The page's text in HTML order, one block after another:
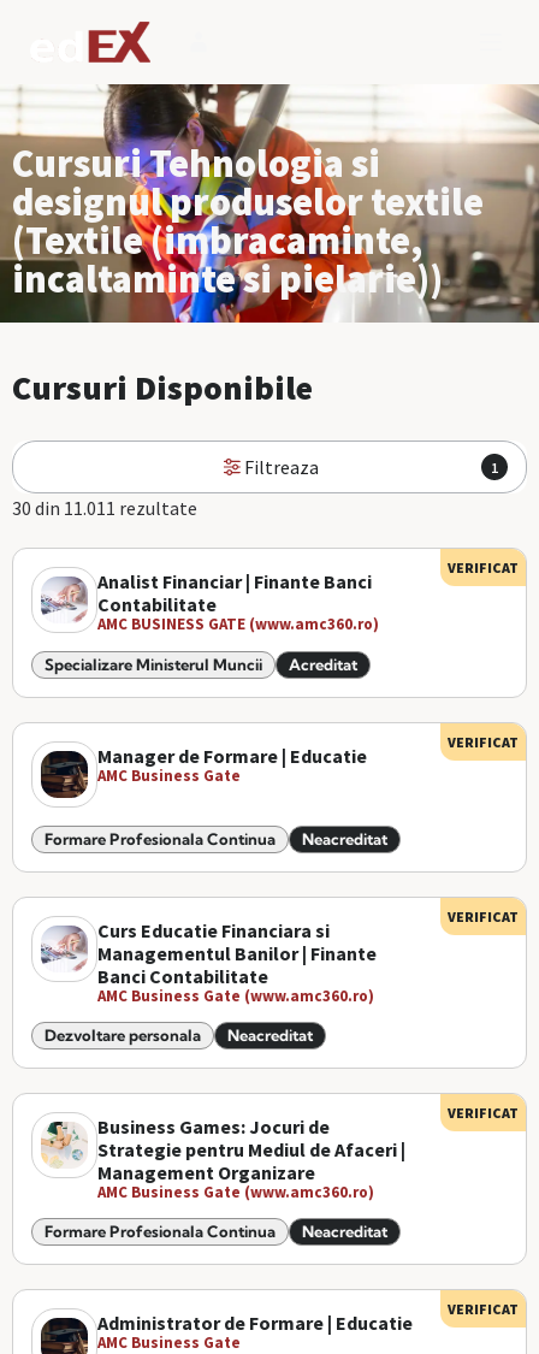
Cursuri Tehnologia si
designul produselor textile
(Textile (imbracaminte,
incaltaminte si pielarie))
Cursuri Disponibile
Filtreaza 1
30 din 11.011 rezultate
Analist Financiar | Finante Banci
Contabilitate
AMC BUSINESS GATE (www.amc360.ro)
Specializare Ministerul Muncii Acreditat
VERIFICAT
Manager de Formare | Educatie
AMC Business Gate
Formare Profesionala Continua Neacreditat
VERIFICAT
Curs Educatie Financiara si
Managementul Banilor | Finante
Banci Contabilitate
AMC Business Gate (www.amc360.ro)
Dezvoltare personala Neacreditat
VERIFICAT
Business Games: Jocuri de
Strategie pentru Mediul de Afaceri |
Management Organizare
AMC Business Gate (www.amc360.ro)
Formare Profesionala Continua Neacreditat
VERIFICAT
Administrator de Formare | Educatie
AMC Business Gate
VERIFICAT